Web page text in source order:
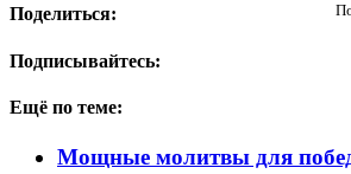
Поделиться:
Подписывайтесь:
Ещё по теме:
Мощные молитвы для